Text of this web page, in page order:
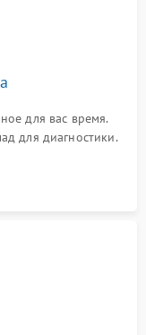
для вас время.
для диагностики.